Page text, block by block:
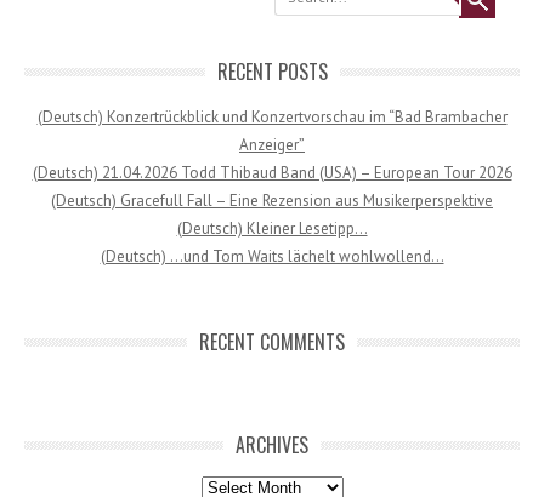
RECENT POSTS
(Deutsch) Konzertrückblick und Konzertvorschau im “Bad Brambacher
Anzeiger”
(Deutsch) 21.04.2026 Todd Thibaud Band (USA) – European Tour 2026
(Deutsch) Gracefull Fall – Eine Rezension aus Musikerperspektive
(Deutsch) Kleiner Lesetipp…
(Deutsch) …und Tom Waits lächelt wohlwollend…
RECENT COMMENTS
ARCHIVES
Archives